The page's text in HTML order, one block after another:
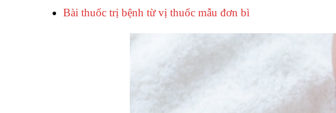
Bài thuốc trị bệnh từ vị thuốc mẫu đơn bì